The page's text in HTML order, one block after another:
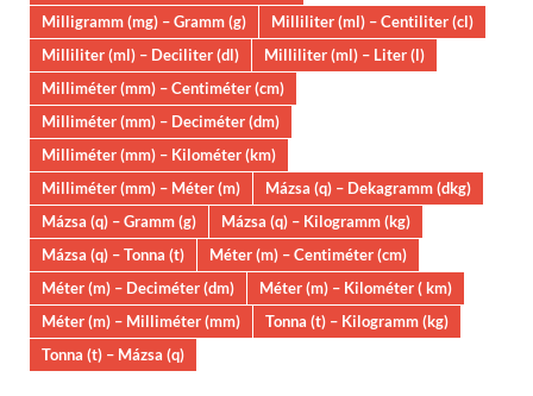
Milligramm (mg) – Gramm (g)
Milliliter (ml) – Centiliter (cl)
Milliliter (ml) – Deciliter (dl)
Milliliter (ml) – Liter (l)
Milliméter (mm) – Centiméter (cm)
Milliméter (mm) – Deciméter (dm)
Milliméter (mm) – Kilométer (km)
Milliméter (mm) – Méter (m)
Mázsa (q) – Dekagramm (dkg)
Mázsa (q) – Gramm (g)
Mázsa (q) – Kilogramm (kg)
Mázsa (q) – Tonna (t)
Méter (m) – Centiméter (cm)
Méter (m) – Deciméter (dm)
Méter (m) – Kilométer ( km)
Méter (m) – Milliméter (mm)
Tonna (t) – Kilogramm (kg)
Tonna (t) – Mázsa (q)